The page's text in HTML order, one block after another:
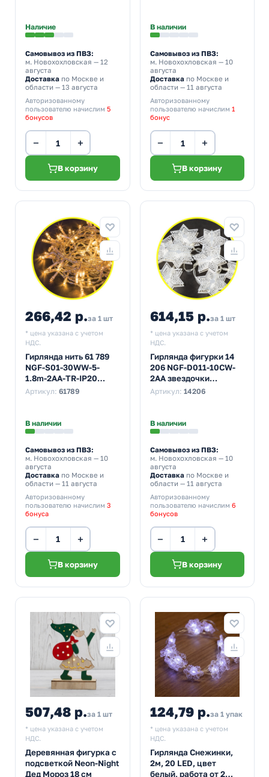
Наличие
Самовывоз из ПВЗ:
м. Новохохловская — 12
августа
Доставка по Москве и
области — 13 августа
Авторизованному
пользователю начислим 5
бонусов
− +
В корзину
В наличии
Самовывоз из ПВЗ:
м. Новохохловская — 10
августа
Доставкапо Москве и
области — 11 августа
Авторизованному
пользователю начислим 1
бонус
− +
В корзину
266,42 р.за 1 шт
* цена указана с учетом
НДС.
Гирлянда нить 61 789
NGF-S01-30WW-5-
1.8m-2AA-TR-IP20
постоянное свечение,
Артикул: 61789
В наличии
Самовывоз из ПВЗ:
м. Новохохловская — 10
августа
Доставка по Москве и
области — 11 августа
Авторизованному
пользователю начислим 3
бонуса
− +
В корзину
614,15 р.за 1 шт
* цена указана с учетом
НДС.
Гирлянда фигурки 14
206 NGF-D011-10СW-
2AA звездочки
(металл) постоянное
Артикул: 14206
В наличии
Самовывоз из ПВЗ:
м. Новохохловская — 10
августа
Доставкапо Москве и
области — 11 августа
Авторизованному
пользователю начислим 6
бонусов
− +
В корзину
507,48 р.за 1 шт
* цена указана с учетом
НДС.
Деревянная фигурка с
подсветкой Neon-Night
Дед Мороз 18 см
124,79 р.за 1 упак
* цена указана с учетом
НДС.
Гирлянда Снежинки,
2м, 20 LED, цвет
белый, работа от 2